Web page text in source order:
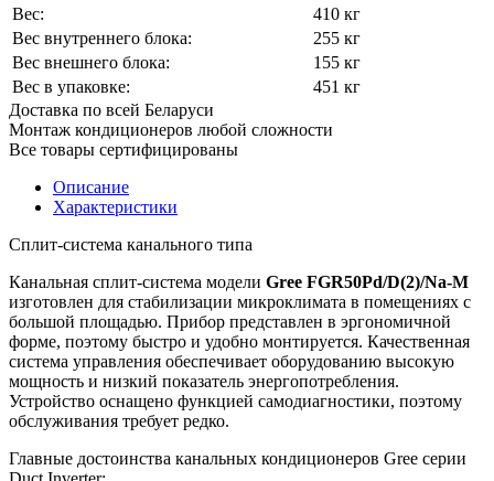
Вес:
410 кг
Вес внутреннего блока:
255 кг
Вес внешнего блока:
155 кг
Вес в упаковке:
451 кг
Доставка по всей Беларуси
Монтаж кондиционеров любой сложности
Все товары сертифицированы
Описание
Характеристики
Сплит-система канального типа
Канальная сплит-система модели Gree FGR50Pd/D(2)/Na-M
изготовлен для стабилизации микроклимата в помещениях с
большой площадью. Прибор представлен в эргономичной
форме, поэтому быстро и удобно монтируется. Качественная
система управления обеспечивает оборудованию высокую
мощность и низкий показатель энергопотребления.
Устройство оснащено функцией самодиагностики, поэтому
обслуживания требует редко.
Главные достоинства канальных кондиционеров Gree серии